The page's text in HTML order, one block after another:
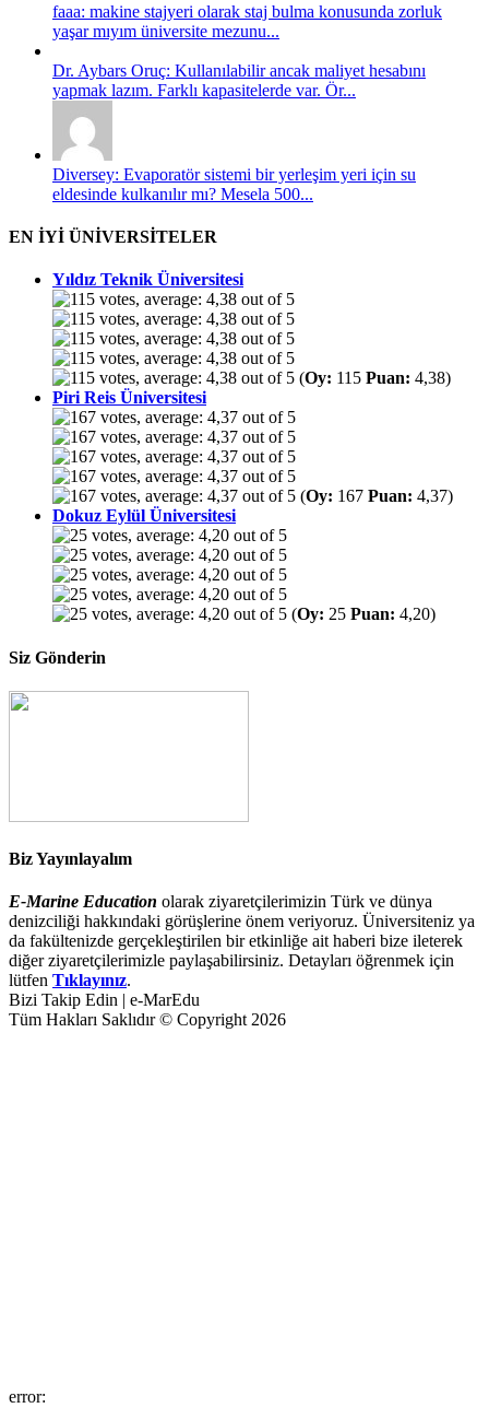
faaa: makine stajyeri olarak staj bulma konusunda zorluk
yaşar mıyım üniversite mezunu...
Dr. Aybars Oruç: Kullanılabilir ancak maliyet hesabını
yapmak lazım. Farklı kapasitelerde var. Ör...
Diversey: Evaporatör sistemi bir yerleşim yeri için su
eldesinde kulkanılır mı? Mesela 500...
EN İYİ ÜNİVERSİTELER
Yıldız Teknik Üniversitesi
(Oy: 115 Puan: 4,38)
Piri Reis Üniversitesi
(Oy: 167 Puan: 4,37)
Dokuz Eylül Üniversitesi
(Oy: 25 Puan: 4,20)
Siz Gönderin
Biz Yayınlayalım
E-Marine Education olarak ziyaretçilerimizin Türk ve dünya
denizciliği hakkındaki görüşlerine önem veriyoruz. Üniversiteniz ya
da fakültenizde gerçekleştirilen bir etkinliğe ait haberi bize ileterek
diğer ziyaretçilerimizle paylaşabilirsiniz. Detayları öğrenmek için
lütfen Tıklayınız.
Bizi Takip Edin | e-MarEdu
Tüm Hakları Saklıdır © Copyright 2026
error: